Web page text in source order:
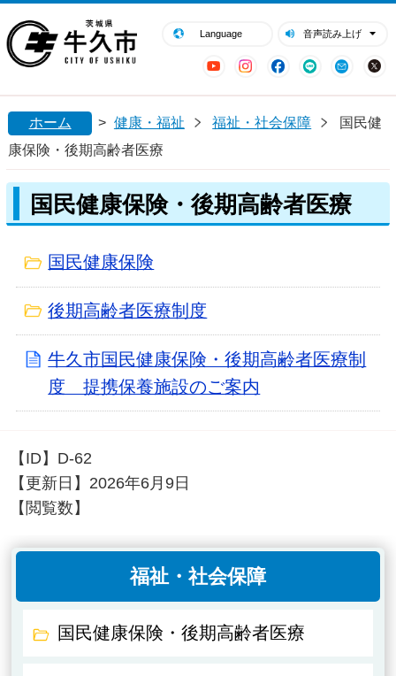
Language 音声読み上げ
YouTubeInstagram
Facebook
LINE Mail
閉じる
ホーム > 健康・福祉 福祉・社会保障
国民健
康保険・後期高齢者医療
国民健康保険・後期高齢者医療
国民健康保険
後期高齢者医療制度
牛久市国民健康保険・後期高齢者医療制
度 提携保養施設のご案内
【ID】 D-62
【更新日】 2026年6月9日
【閲覧数】
福祉・社会保障
国民健康保険・後期高齢者医療